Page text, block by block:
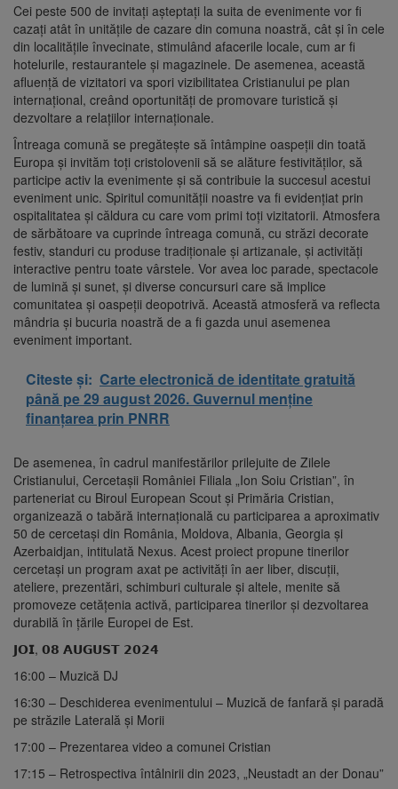
Cei peste 500 de invitați așteptați la suita de evenimente vor fi
cazați atât în unitățile de cazare din comuna noastră, cât și în cele
din localitățile învecinate, stimulând afacerile locale, cum ar fi
hotelurile, restaurantele și magazinele. De asemenea, această
afluență de vizitatori va spori vizibilitatea Cristianului pe plan
internațional, creând oportunități de promovare turistică și
dezvoltare a relațiilor internaționale.
Întreaga comună se pregătește să întâmpine oaspeții din toată
Europa și invităm toți cristolovenii să se alăture festivităților, să
participe activ la evenimente și să contribuie la succesul acestui
eveniment unic. Spiritul comunității noastre va fi evidențiat prin
ospitalitatea și căldura cu care vom primi toți vizitatorii. Atmosfera
de sărbătoare va cuprinde întreaga comună, cu străzi decorate
festiv, standuri cu produse tradiționale și artizanale, și activități
interactive pentru toate vârstele. Vor avea loc parade, spectacole
de lumină și sunet, și diverse concursuri care să implice
comunitatea și oaspeții deopotrivă. Această atmosferă va reflecta
mândria și bucuria noastră de a fi gazda unui asemenea
eveniment important.
Citeste și: Carte electronică de identitate gratuită
până pe 29 august 2026. Guvernul menține
finanțarea prin PNRR
De asemenea, în cadrul manifestărilor prilejuite de Zilele
Cristianului, Cercetașii României Filiala „Ion Soiu Cristian”, în
parteneriat cu Biroul European Scout și Primăria Cristian,
organizează o tabără internațională cu participarea a aproximativ
50 de cercetași din România, Moldova, Albania, Georgia și
Azerbaidjan, intitulată Nexus. Acest proiect propune tinerilor
cercetași un program axat pe activități în aer liber, discuții,
ateliere, prezentări, schimburi culturale și altele, menite să
promoveze cetățenia activă, participarea tinerilor și dezvoltarea
durabilă în țările Europei de Est.
𝗝𝗢𝗜, 𝟬𝟴 𝗔𝗨𝗚𝗨𝗦𝗧 𝟮𝟬𝟮𝟰
16:00 – Muzică DJ
16:30 – Deschiderea evenimentului – Muzică de fanfară și paradă
pe străzile Laterală și Morii
17:00 – Prezentarea video a comunei Cristian
17:15 – Retrospectiva întâlnirii din 2023, „Neustadt an der Donau”